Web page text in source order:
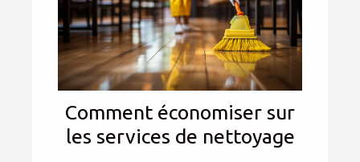
Comment économiser sur
les services de nettoyage